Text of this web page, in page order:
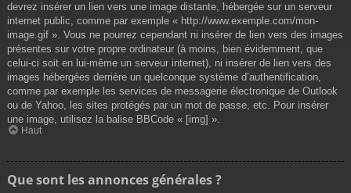
devrez insérer un lien vers une image distante, hébergée sur un serveur
internet public, comme par exemple « http://www.exemple.com/mon-
image.gif ». Vous ne pourrez cependant ni insérer de lien vers des images
présentes sur votre propre ordinateur (à moins, bien évidemment, que
celui-ci soit en lui-même un serveur internet), ni insérer de lien vers des
images hébergées derrière un quelconque système d’authentification,
comme par exemple les services de messagerie électronique de Outlook
ou de Yahoo, les sites protégés par un mot de passe, etc. Pour insérer
une image, utilisez la balise BBCode « [img] ».
Haut
Que sont les annonces générales ?